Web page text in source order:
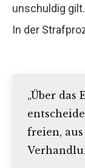
unschuldig gilt.
In der
„Über das
freien,